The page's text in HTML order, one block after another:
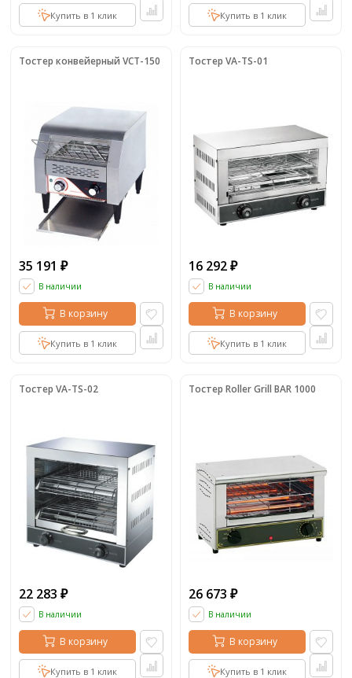
Купить в 1 клик Купить в 1 клик
Тостер конвейерный VCT-150
35 191 ₽
В наличии
В корзину
Купить в 1 клик
Тостер VA-TS-01
16 292 ₽
В наличии
В корзину
Купить в 1 клик
Тостер VA-TS-02
22 283 ₽
В наличии
В корзину
Купить в 1 клик
Тостер Roller Grill BAR 1000
26 673 ₽
В наличии
В корзину
Купить в 1 клик